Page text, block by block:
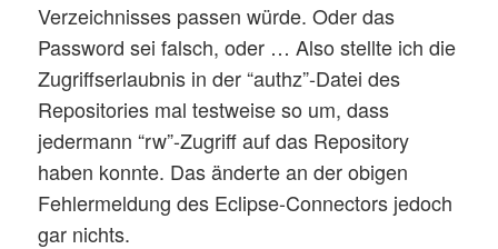
Verzeichnisses passen würde. Oder das
Password sei falsch, oder … Also stellte ich die
Zugriffserlaubnis in der “authz”-Datei des
Repositories mal testweise so um, dass
jedermann “rw”-Zugriff auf das Repository
haben konnte. Das änderte an der obigen
Fehlermeldung des Eclipse-Connectors jedoch
gar nichts.